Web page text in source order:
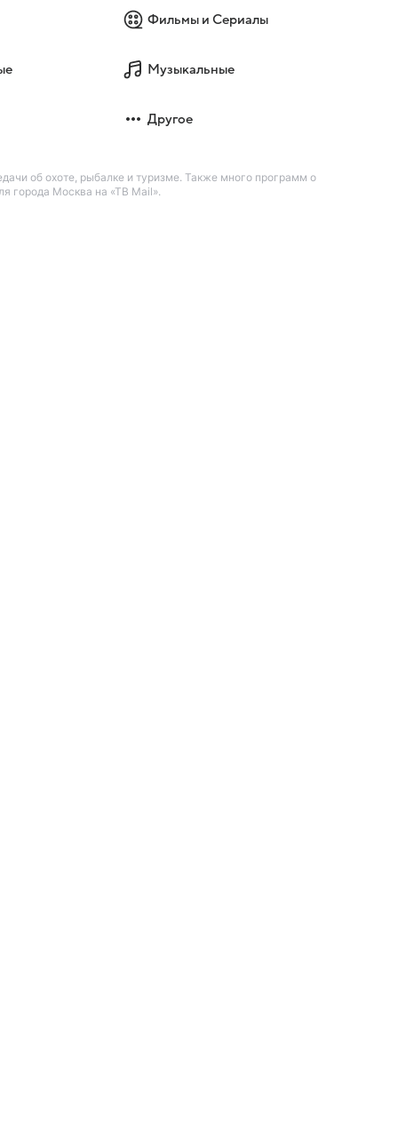
Фильмы и Сериалы
Музыкальные
Другое
об охоте, рыбалке и туризме. Также много программ о
города Москва на «ТВ Mail».